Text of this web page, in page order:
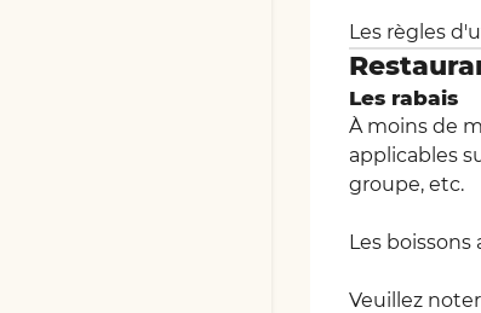
Les règles
Les rabais
À moins de
applicables
groupe, etc.
Les
Veuillez